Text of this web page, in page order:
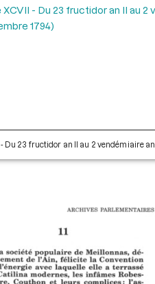
XCVII - Du 23 fructidor an II au 2
1794)
- Du 23 fructidor an II au 2 vendémiaire